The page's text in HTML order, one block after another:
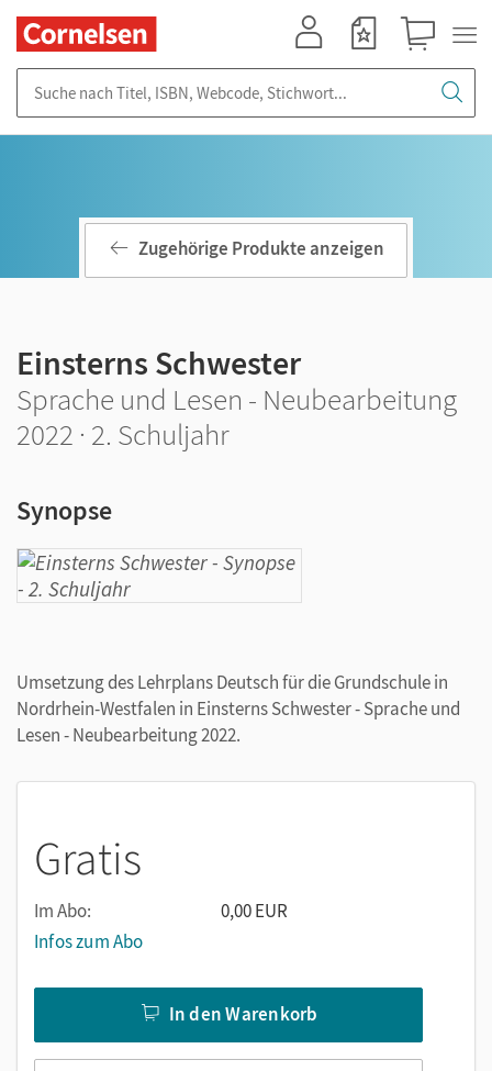
Zugehörige Produkte anzeigen
Einsterns Schwester
Sprache und Lesen - Neubearbeitung
2022 · 2. Schuljahr
Synopse
Umsetzung des Lehrplans Deutsch für die Grundschule in
Nordrhein-Westfalen in Einsterns Schwester - Sprache und
Lesen - Neubearbeitung 2022.
Gratis
Im Abo:
0,00 EUR
Infos zum Abo
In den Warenkorb